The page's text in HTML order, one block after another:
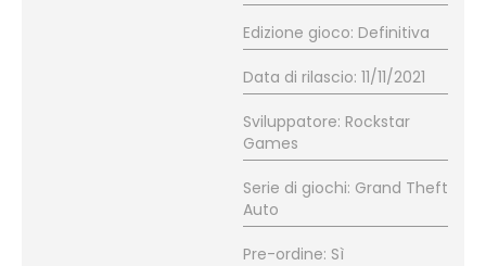
Edizione gioco: Definitiva
Data di rilascio: 11/11/2021
Sviluppatore: Rockstar
Games
Serie di giochi: Grand Theft
Auto
Pre-ordine: Sì